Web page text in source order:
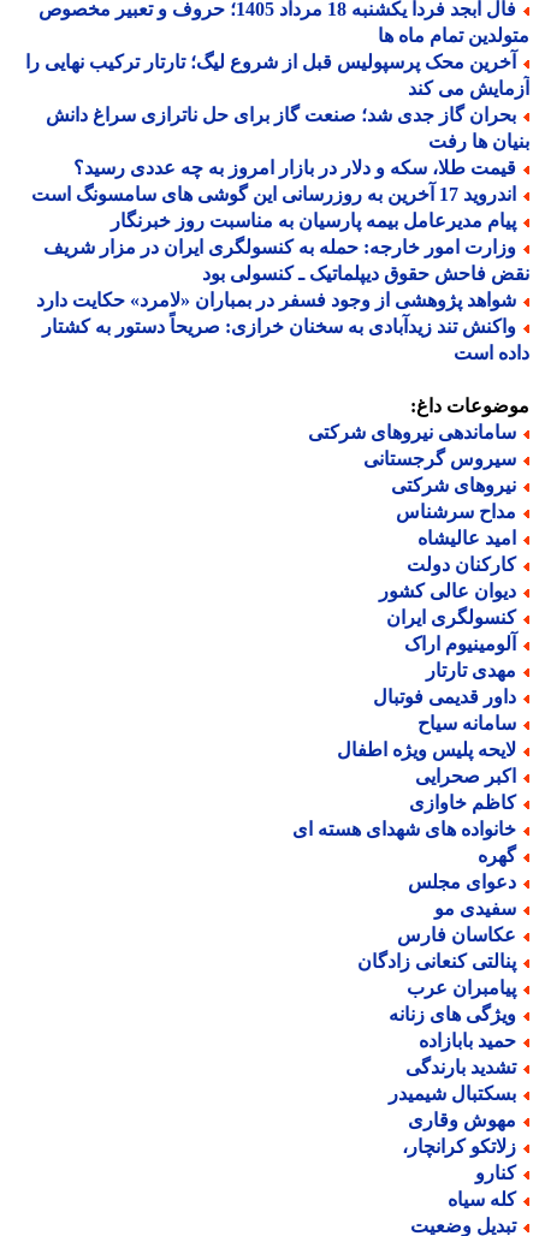
فال ابجد فردا یکشنبه 18 مرداد 1405؛ حروف و تعبیر مخصوص
تمام ماه ها
محک پرسپولیس قبل از شروع لیگ؛ تارتار ترکیب نهایی را
می کند
گاز جدی شد؛ صنعت گاز برای حل ناترازی سراغ دانش
ها رفت
طلا، سکه و دلار در بازار امروز به چه عددی رسید؟
آخرین به روزرسانی این گوشی های سامسونگ است
مدیرعامل بیمه پارسیان به مناسبت روز خبرنگار
امور خارجه: حمله به کنسولگری ایران در مزار شریف
فاحش حقوق دیپلماتیک ـ کنسولی بود
پژوهشی از وجود فسفر در بمباران «لامرد» حکایت دارد
تند زیدآبادی به سخنان خرازی: صریحاً دستور به کشتار
است
داغ:
نیروهای شرکتی
گرجستانی
شرکتی
سرشناس
عالیشاه
دولت
عالی کشور
ایران
اراک
تارتار
قدیمی فوتبال
سیاح
پلیس ویژه اطفال
صحرایی
خاوازی
های شهدای هسته ای
مجلس
مو
فارس
کنعانی زادگان
عرب
های زنانه
بابازاده
بارندگی
شیمیدر
وقاری
کرانچار،
سیاه
وضعیت